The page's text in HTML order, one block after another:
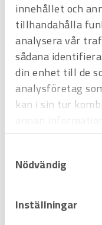
innehållet och
tillhandahålla
analysera vår
sådana
din enhet till de
analysföretag
kan i sin tur
eller som de har
Nödvändig
Inställningar
Art.nr3010500
Verktygslåda Tayg
675 x 472 x 416 mm
Offertpris
Favorit